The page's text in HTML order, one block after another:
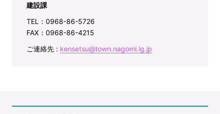
建設課
TEL：0968-86-5726
FAX：0968-86-4215
ご連絡先 : kensetsu@town.nagomi.lg.jp